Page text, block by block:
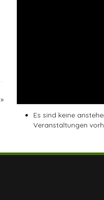
»
Es sind keine
Veranstaltungen